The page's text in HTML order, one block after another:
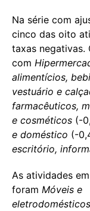
Na série com
cinco das oito
taxas negativas.
com
alimentícios,
vestuário e
farmacêuticos,
e cosméticos (-
e doméstico (-
escritório,
As atividades
foram Móveis e
eletrodomésticos